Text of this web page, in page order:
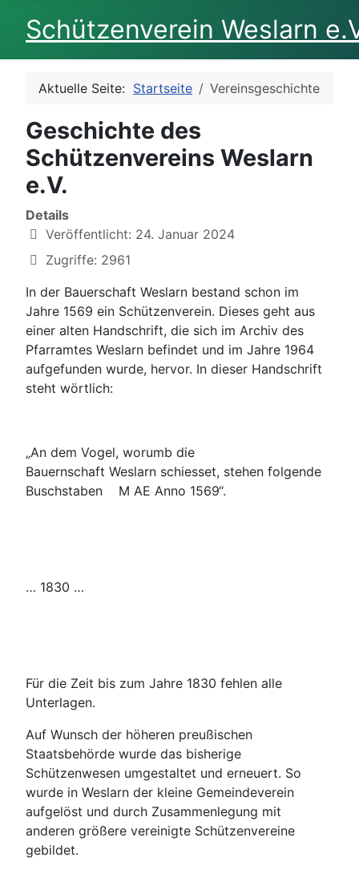
Schützenverein Weslarn
Aktuelle Seite: Startseite Vereinsgeschichte
Geschichte des
Schützenvereins Weslarn
e.V.
Details
Veröffentlicht: 24. Januar 2024
Zugriffe: 2961
In der Bauerschaft Weslarn bestand schon im
Jahre 1569 ein Schützenverein. Dieses geht aus
einer alten Handschrift, die sich im Archiv des
Pfarramtes Weslarn befindet und im Jahre 1964
aufgefunden wurde, hervor. In dieser Handschrift
steht wörtlich:
„An dem Vogel, worumb die
Bauernschaft Weslarn schiesset, stehen folgende
Buschstaben M AE Anno 1569“.
… 1830 …
Für die Zeit bis zum Jahre 1830 fehlen alle
Unterlagen.
Auf Wunsch der höheren preußischen
Staatsbehörde wurde das bisherige
Schützenwesen umgestaltet und erneuert. So
wurde in Weslarn der kleine Gemeindeverein
aufgelöst und durch Zusammenlegung mit
anderen größere vereinigte Schützenvereine
gebildet.